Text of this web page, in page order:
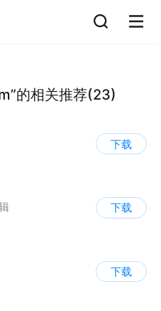
的相关推荐(23)
下载
下载
下载